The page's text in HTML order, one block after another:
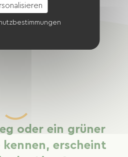
oder ein grüner
kennen, erscheint